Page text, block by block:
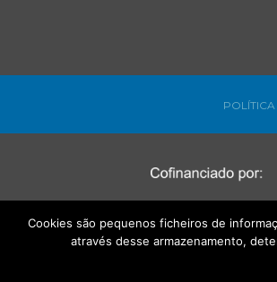
Cookies são pequenos ficheiros de
através desse armazenamento,